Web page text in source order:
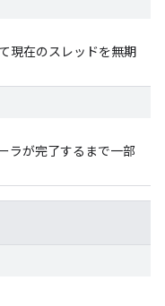
現在のスレッドを無期
ラが完了するまで一部